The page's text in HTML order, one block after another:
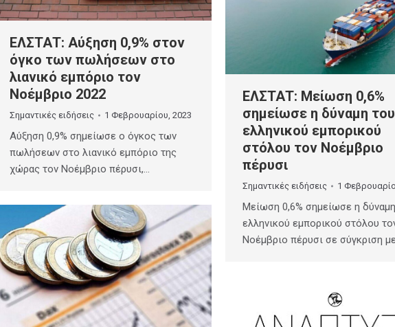
ΕΛΣΤΑΤ: Αύξηση 0,9% στον
όγκο των πωλήσεων στο
λιανικό εμπόριο τον
Νοέμβριο 2022
Σημαντικές ειδήσεις 1 Φεβρουαρίου, 2023
Αύξηση 0,9% σημείωσε ο όγκος των
πωλήσεων στο λιανικό εμπόριο της
χώρας τον Νοέμβριο πέρυσι,…
ΕΛΣΤΑΤ: Μείωση 0,6%
σημείωσε η δύναμη του
ελληνικού εμπορικού
στόλου τον Νοέμβριο
πέρυσι
Σημαντικές ειδήσεις 1
Μείωση 0,6% σημείωσε η
ελληνικού εμπορικού στόλου
Νοέμβριο πέρυσι σε σύγκριση